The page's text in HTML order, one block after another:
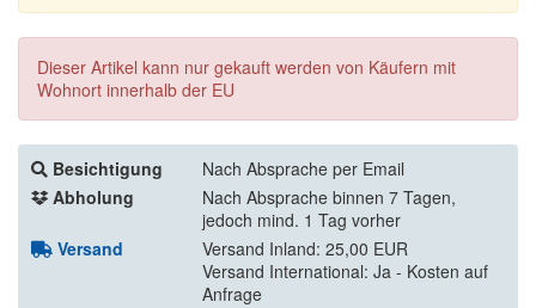
Dieser Artikel kann nur gekauft werden von Käufern mit
Wohnort innerhalb der EU
Besichtigung
Nach Absprache per Email
Abholung
Nach Absprache binnen 7 Tagen,
jedoch mind. 1 Tag vorher
Versand
Versand Inland: 25,00 EUR
Versand International: Ja - Kosten auf
Anfrage